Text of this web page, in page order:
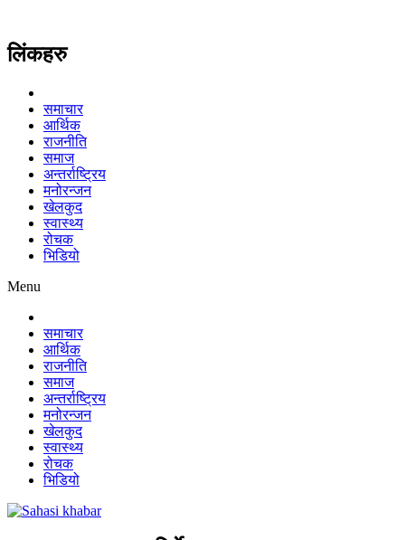
लिंकहरु
समाचार
आर्थिक
राजनीति
समाज
अन्तर्राष्ट्रिय
मनोरन्जन
खेलकुद
स्वास्थ्य
रोचक
भिडियो
Menu
समाचार
आर्थिक
राजनीति
समाज
अन्तर्राष्ट्रिय
मनोरन्जन
खेलकुद
स्वास्थ्य
रोचक
भिडियो